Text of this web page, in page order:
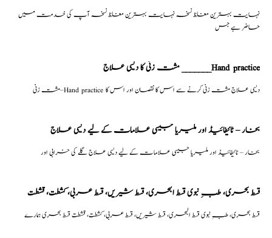
نہایت بہترین مغلظ نسخہ نہایت بہترین مغلظ نسخہ آپ کی خدمت میں
حاضر ہے جس
مشت زنی کا دیسی علاج _______Hand practice
مشت زنی–Hand practice دیسی علاج مشت زنی کرنے سے اس کا نقصان اور اس کا
بخار – ٹائیفائیڈ اور ملیریا جیسی علامات کے لیے دیسی علاج
بخار – ٹائیفائیڈ اور ملیریا جیسی علامات کے لیے دیسی علاج گلے کی خرابی اور
قسط بحری، طبِ نبوی قسط البحری، قسط شیریں، قسط عربی، كشطت، قشطت
قسط بحری، طبِ نبوی قسط البحری، قسط شیریں، قسط عربی، كشطت، قشطت قسط بحری ہمارے